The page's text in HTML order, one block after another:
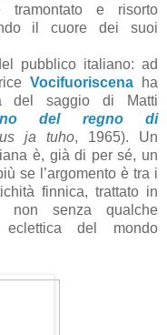
e risorto
il cuore dei suoi
pubblico italiano: ad
Vocifuoriscena ha
del saggio di Matti
del regno di
ja tuho, 1965). Un
è, già di per sé, un
se l’argomento è tra i
finnica, trattato in
non senza qualche
del mondo